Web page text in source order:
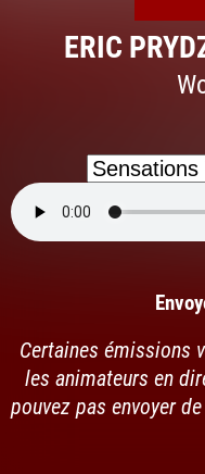
ERIC
Certaines émissions
les animateurs en
pouvez pas envoyer